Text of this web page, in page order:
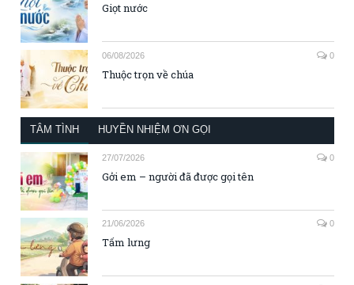
Giọt nước
06/08/2026 0
Thuộc trọn về chúa
TÂM TÌNH HUYỀN NHIỆM ƠN GỌI
27/07/2026 0
Gởi em – người đã được gọi tên
21/06/2026 0
Tấm lưng